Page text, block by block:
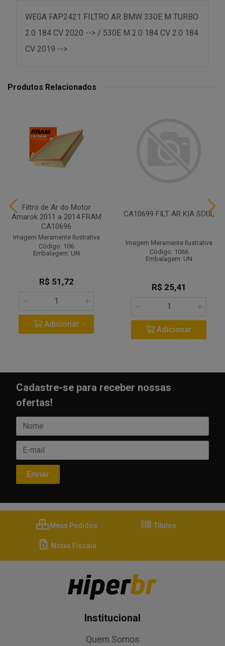
WEGA FAP2421 FILTRO AR BMW 330E M TURBO
2.0 184 CV 2020 --> / 530E M 2.0 184 CV 2.0 184
CV 2019 -->
Produtos Relacionados
Filtro de Ar do Motor
Amarok 2011 a 2014 FRAM
CA10696
Imagem Meramente Ilustrativa
Código: 106
Embalagem: UN
R$ 51,72
Adicionar
CA10699 FILT AR KIA SOUL
Imagem Meramente Ilustrativa
Código: 1066
Embalagem: UN
R$ 25,41
Adicionar
Cadastre-se para receber nossas
ofertas!
Meus Pedidos Títulos
Notas Fiscais
Institucional
Quem Somos